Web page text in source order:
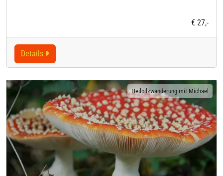
€ 27,-
Details
Heilpilzwanderung mit Michael